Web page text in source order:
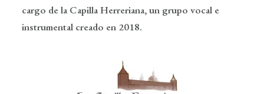
cargo de la Capilla Herreriana, un grupo vocal e
instrumental creado en 2018.